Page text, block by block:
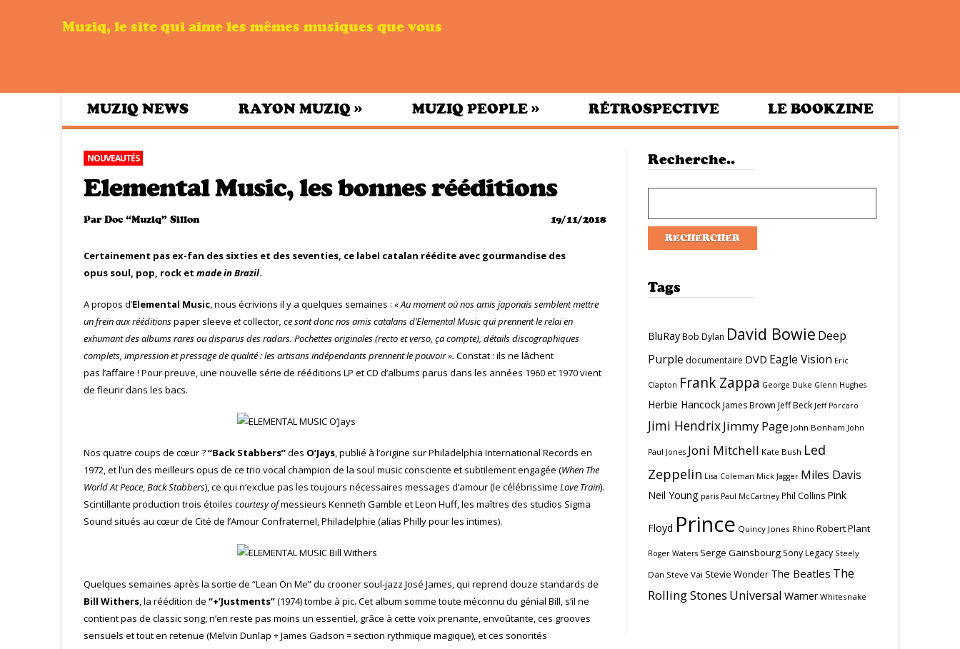
Muziq, le site qui aime les mêmes musiques que vous
MUZIQ NEWS RAYON MUZIQ » MUZIQ PEOPLE » RÉTROSPECTIVE LE BOOKZINE
NOUVEAUTÉS
Elemental Music, les bonnes rééditions
ParDoc “Muziq” Sillon 19/11/2018
Certainement pas ex-fan des sixties et des seventies, ce label catalan réédite avec gourmandise des
opus soul, pop, rock et made in Brazil.
A propos d’Elemental Music, nous écrivions il y a quelques semaines : « Au moment où nos amis japonais semblent mettre
un frein aux rééditionspaper sleeve etcollector, ce sont donc nos amis catalans d’Elemental Music qui prennent le relai en
exhumant des albums rares ou disparus des radars. Pochettes originales (recto et verso, ça compte), détails discographiques
complets, impression et pressage de qualité : les artisans indépendants prennent le pouvoir ». Constat : ils ne lâchent
pas l’affaire ! Pour preuve, une nouvelle série de rééditions LP et CD d’albums parus dans les années 1960 et 1970 vient
de fleurir dans les bacs.
Nos quatre coups de cœur ?“Back Stabbers”des O’Jays, publié à l’origine sur Philadelphia International Records en
1972, et l’un des meilleurs opus de ce trio vocal champion de la soul music consciente et subtilement engagée (When The
World At Peace,Back Stabbers), ce qui n’exclue pas les toujours nécessaires messages d’amour (le célébrissime Love Train).
Scintillante production trois étoiles courtesy ofmessieurs Kenneth Gamble et Leon Huff, les maîtres des studios Sigma
Sound situés au cœur de Cité de l’Amour Confraternel, Philadelphie (alias Philly pour les intimes).
Quelques semaines après la sortie de “Lean On Me” du crooner soul-jazz José James, qui reprend douze standards de
Bill Withers, la réédition de “+’Justments”(1974) tombe à pic. Cet album somme toute méconnu du génial Bill, s’il ne
contient pas de classic song, n’en reste pas moins un essentiel, grâce à cette voix prenante, envoûtante, ces grooves
sensuels et tout en retenue (Melvin Dunlap + James Gadson = section rythmique magique), et ces sonorités
Recherche..
Tags
BluRay Bob Dylan David Bowie Deep
Purple documentaire DVD Eagle Vision Eric
Clapton Frank Zappa George Duke Glenn Hughes
Herbie Hancock James Brown Jeff Beck Jeff Porcaro
Jimi HendrixJimmy Page John Bonham John
Paul Jones Joni Mitchell Kate Bush Led
Zeppelin Lisa Coleman Mick Jagger Miles Davis
Neil Young paris Paul McCartney Phil Collins Pink
Floyd Prince Quincy Jones Rhino Robert Plant
Roger Waters Serge Gainsbourg Sony Legacy Steely
Dan Steve Vai Stevie Wonder The Beatles The
Rolling Stones Universal Warner Whitesnake